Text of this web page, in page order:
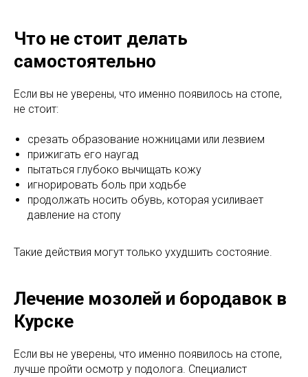
Что не стоит делать
самостоятельно
Если вы не уверены, что именно появилось на стопе,
не стоит:
срезать образование ножницами или лезвием
прижигать его наугад
пытаться глубоко вычищать кожу
игнорировать боль при ходьбе
продолжать носить обувь, которая усиливает
давление на стопу
Такие действия могут только ухудшить состояние.
Лечение мозолей и бородавок в
Курске
Если вы не уверены, что именно появилось на стопе,
лучше пройти осмотр у подолога. Специалист